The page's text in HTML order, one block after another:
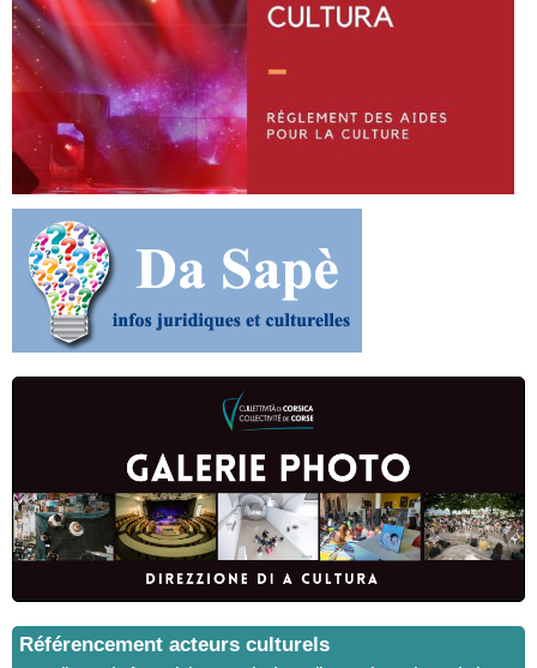
Référencement acteurs culturels